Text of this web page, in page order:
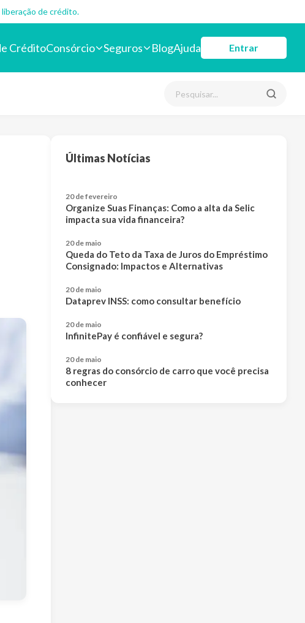
de crédito.
CréditoConsórcio Seguros BlogAjuda Entrar
Últimas Notícias
20 de fevereiro
Organize Suas Finanças: Como a alta da Selic
impacta sua vida financeira?
20 de maio
Queda do Teto da Taxa de Juros do Empréstimo
Consignado: Impactos e Alternativas
20 de maio
Dataprev INSS: como consultar benefício
20 de maio
InfinitePay é confiável e segura?
20 de maio
8 regras do consórcio de carro que você precisa
conhecer